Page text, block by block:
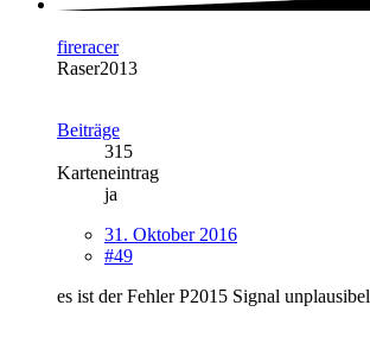
fireracer
Raser2013
Beiträge
315
Karteneintrag
ja
31. Oktober 2016
#49
es ist der Fehler P2015 Signal unplausibel